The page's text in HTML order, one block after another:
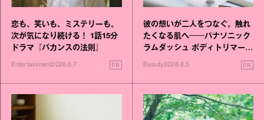
恋も、笑いも、ミステリーも。
次が気になり続ける！ 1話15分
ドラマ『バカンスの法則』
Entertainment2026.8.7 PR
彼の想いが二人をつなぐ。触れ
たくなる肌へ──パナソニック
ラムダッシュ ボディトリマーが
進化！
Beauty2026.8.5 PR